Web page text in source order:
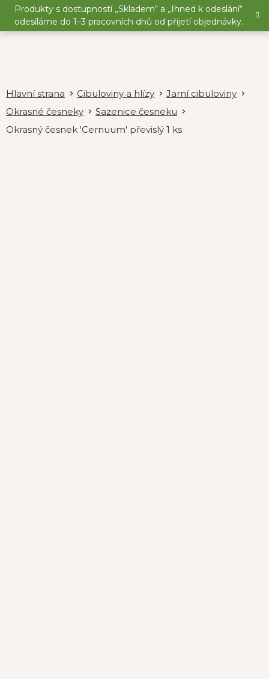
Přejít
obsah
Produkty s dostupností „Skladem“ a „Ihned k odeslání“
odesíláme do 1–3 pracovních dnů od přijetí objednávky.
Cibuloviny a hlízy
Jarní cibuloviny
Okrasné česneky
Sazenice česneku
Okrasný česnek 'Cernuum' převislý 1 ks